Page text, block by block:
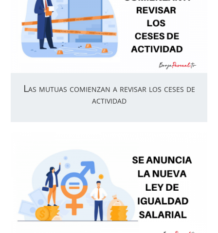
Las mutuas comienzan a revisar los ceses de
actividad